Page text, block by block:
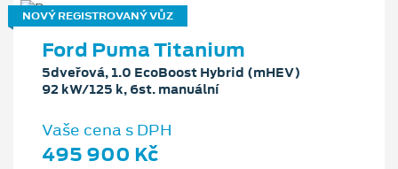
NOVÝ REGISTROVANÝ VŮZ
Ford Puma Titanium
5dveřová, 1.0 EcoBoost Hybrid (mHEV)
92 kW/125 k, 6st. manuální
Vaše cena s DPH
495 900 Kč